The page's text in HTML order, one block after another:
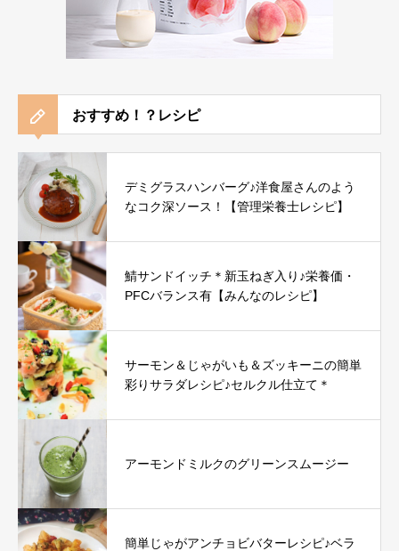
おすすめ！？レシピ
デミグラスハンバーグ♪洋食屋さんのよう
なコク深ソース！【管理栄養士レシピ】
鯖サンドイッチ＊新玉ねぎ入り♪栄養価・
PFCバランス有【みんなのレシピ】
サーモン＆じゃがいも＆ズッキーニの簡単
彩りサラダレシピ♪セルクル仕立て＊
アーモンドミルクのグリーンスムージー
簡単じゃがアンチョビバターレシピ♪ベラ